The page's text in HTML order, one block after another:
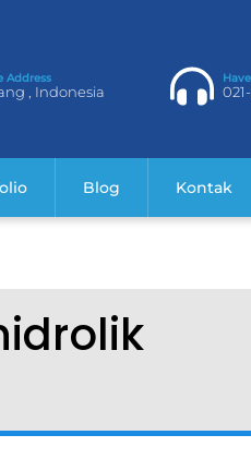
Blog Kontak
Address
, Indonesia